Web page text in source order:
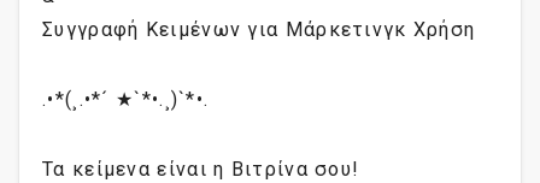
Συγγραφή Κειμένων για Μάρκετινγκ Χρήση
.•*(¸.•*´ ★`*•.¸)`*•.
Τα κείμενα είναι η Βιτρίνα σου!